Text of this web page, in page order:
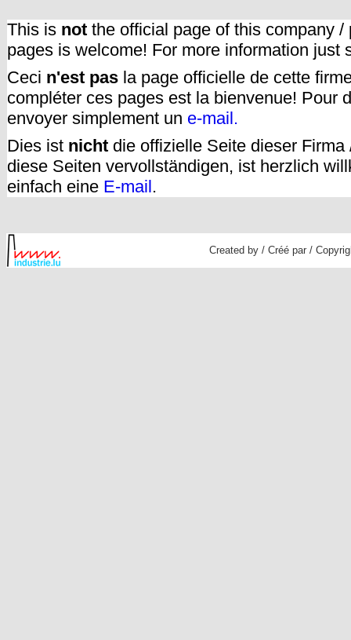
This is not the official page of this company
pages is welcome! For more information just
Ceci n'est pas la page officielle de cette
compléter ces pages est la bienvenue! Pour
envoyer simplement un e-mail.
Dies ist nicht die offizielle Seite dieser
diese Seiten vervollständigen, ist herzlich
einfach eine E-mail .
Created by / Créé par /